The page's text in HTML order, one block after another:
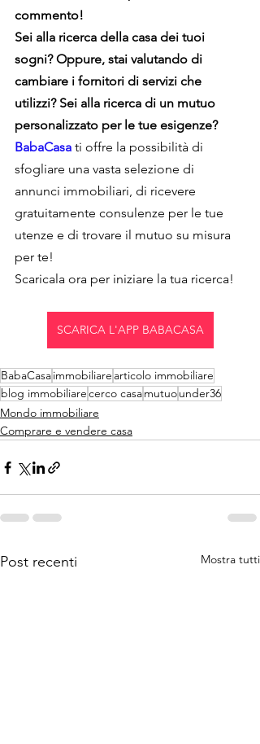
commento!
Sei alla ricerca della casa dei tuoi
sogni? Oppure, stai valutando di
cambiare i fornitori di servizi che
utilizzi? Sei alla ricerca di un mutuo
personalizzato per le tue esigenze?
BabaCasa ti offre la possibilità di
sfogliare una vasta selezione di
annunci immobiliari, di ricevere
gratuitamente consulenze per le tue
utenze e di trovare il mutuo su misura
per te!
Scaricala ora per iniziare la tua ricerca!
SCARICA L'APP BABACASA
BabaCasaimmobiliare articolo immobiliare
blog immobiliarecerco casamutuounder36
Mondo immobiliare
Comprare e vendere casa
Post recenti Mostra tutti